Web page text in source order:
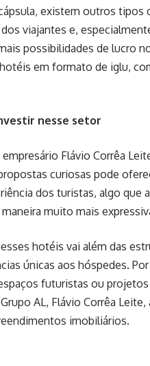
existem outros tipos
viajantes e,
possibilidades de lucro
em formato de iglu,
nesse setor
Flávio Corrêa
curiosas pode
dos turistas, algo que
muito mais
hotéis vai além das
únicas aos hóspedes.
futuristas ou
AL, Flávio Corrêa
imobiliários.